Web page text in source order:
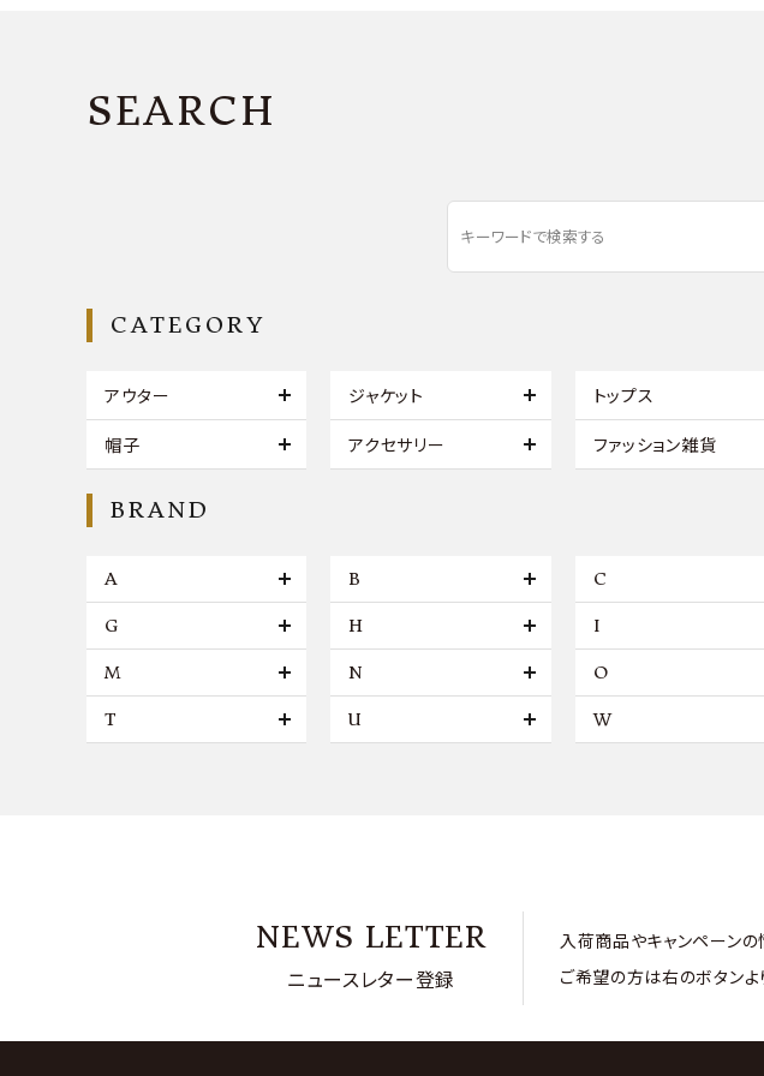
SEARCH
CATEGORY
アウター ジャケット トップス
帽子 アクセサリー ファッション雑貨
BRAND
A B C
G H I
M N O
T U W
NEWS LETTER
ニュースレター登録
入荷商品やキャンペーン
ご希望の方は右のボタンよ